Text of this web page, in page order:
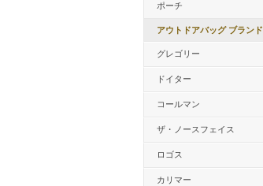
ポーチ
アウトドアバッグ ブランド
グレゴリー
ドイター
コールマン
ザ・ノースフェイス
ロゴス
カリマー